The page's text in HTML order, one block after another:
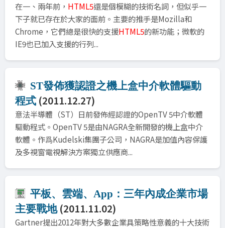
在一、兩年前， HTML5還是個模糊的技術名詞，但似乎一
下子就已存在於大家的面前。主要的推手是Mozilla和
Chrome，它們總是很快的支援HTML5的新功能；微軟的
IE9也已加入支援的行列...
ST發佈獲認證之機上盒中介軟體驅動
程式 (2011.12.27)
意法半導體（ST）日前發佈經認證的OpenTV 5中介軟體
驅動程式。OpenTV 5是由NAGRA全新開發的機上盒中介
軟體。作爲Kudelski集團子公司，NAGRA是加值內容保護
及多視窗電視解決方案獨立供應商...
平板、雲端、App：三年內成企業市場
主要戰地(2011.11.02)
Gartner提出2012年對大多數企業具策略性意義的十大技術